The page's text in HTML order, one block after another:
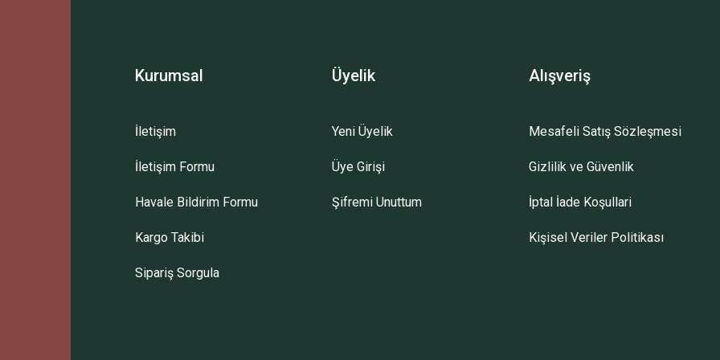
kişiler begenmeyebilir bıraktığı hissi, ben mentollü ürünleri sevdiğim için memnun kaldım
ferahlığı var. ve hafif bir pembişlik veriyor.
Kurumsal
İletişim
İletişim Formu
Havale Bildirim Formu
Kargo Takibi
Sipariş Sorgula
Üyelik
Yeni Üyelik
Üye Girişi
Şifremi Unuttum
Alışveriş
Mesafeli Satış Sözleşmesi
Gizlilik ve Güvenlik
İptal İade Koşullari
Kişisel Veriler Politikası